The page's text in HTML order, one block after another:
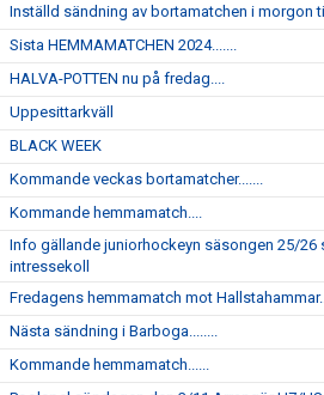
Inställd sändning av bortamatchen i morgon
Sista HEMMAMATCHEN 2024.......
HALVA-POTTEN nu på fredag....
Uppesittarkväll
BLACK WEEK
Kommande veckas bortamatcher.......
Kommande hemmamatch....
Info gällande juniorhockeyn säsongen 25/26
intressekoll
Fredagens hemmamatch mot
Nästa sändning i Barboga........
Kommande hemmamatch......